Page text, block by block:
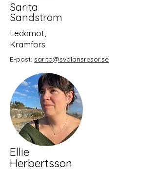
Sarita
Sandström
Ledamot,
Kramfors
E-post: sarita@svalansresor.se
Ellie
Herbertsson